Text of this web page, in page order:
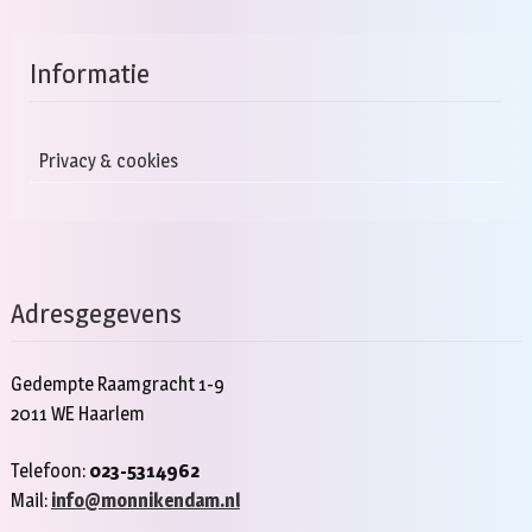
Informatie
Privacy & cookies
Adresgegevens
Gedempte Raamgracht 1-9
2011 WE Haarlem
Telefoon: 023-5314962
Mail: info@monnikendam.nl